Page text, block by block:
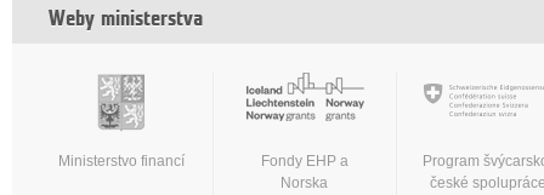
Weby ministerstva
Ministerstvo financí
Fondy EHP a
Norska
Program
české